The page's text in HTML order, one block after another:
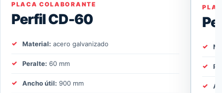
PLACA COLABORANTE
Perfil CD-60
Material: acero galvanizado
Peralte: 60 mm
Ancho útil: 900 mm